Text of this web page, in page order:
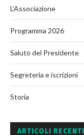
L’Associazione
Programma 2026
Saluto del Presidente
Segreteria e iscrizioni
Storia
ARTICOLI RECENTI